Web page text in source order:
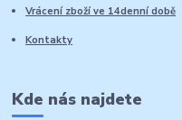
Vrácení zboží ve 14denní době
Kontakty
Kde nás najdete